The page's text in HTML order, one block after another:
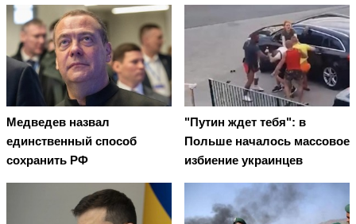
Медведев назвал
единственный способ
сохранить РФ
"Путин ждет тебя": в
Польше началось массовое
избиение украинцев